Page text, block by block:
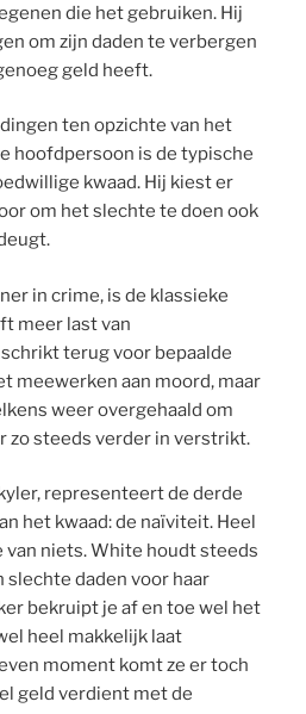
die het gebruiken. Hij
om zijn daden te verbergen
geld heeft.
ten opzichte van het
hoofdpersoon is de typische
kwaad. Hij kiest er
om het slechte te doen ook
in crime, is de klassieke
meer last van
terug voor bepaalde
meewerken aan moord, maar
weer overgehaald om
zo steeds verder in verstrikt.
representeert de derde
het kwaad: de naïviteit. Heel
van niets. White houdt steeds
slechte daden voor haar
bekruipt je af en toe wel het
heel makkelijk laat
moment komt ze er toch
geld verdient met de